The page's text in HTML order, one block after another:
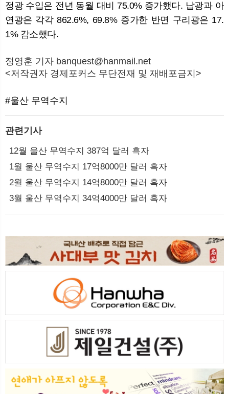
정광 수입은 전년 동월 대비 75.0% 증가했다. 납광과 아
연광은 각각 862.6%, 69.8% 증가한 반면 구리광은 17.
1% 감소했다.
정영훈 기자 banquest@hanmail.net
<저작권자 경제포커스 무단전재 및 재배포금지>
#울산 무역수지
관련기사
12월 울산 무역수지 387억 달러 흑자
1월 울산 무역수지 17억8000만 달러 흑자
2월 울산 무역수지 14억8000만 달러 흑자
3월 울산 무역수지 34억4000만 달러 흑자